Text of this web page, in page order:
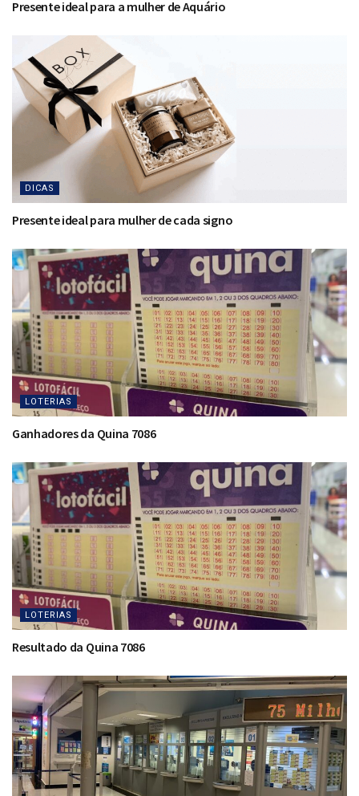
Presente ideal para a mulher de Aquário
DICAS
Presente ideal para mulher de cada signo
LOTERIAS
Ganhadores da Quina 7086
LOTERIAS
Resultado da Quina 7086